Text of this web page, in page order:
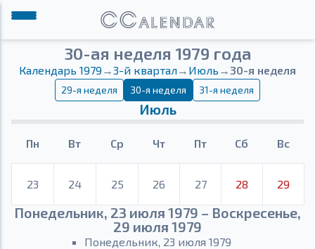
30-ая неделя 1979 года
Календарь 1979→3-й квартал→ Июль →30-я неделя
29-я неделя 30-я неделя 31-я неделя
Июль
Пн Вт Ср Чт Пт Сб Вс
23 24 25 26 27 28 29
Понедельник, 23 июля 1979 – Воскресенье,
29 июля 1979
Понедельник, 23 июля 1979